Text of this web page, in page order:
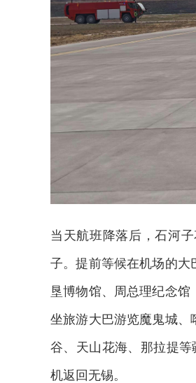
当天航班降落后，石河
子。提前等候在机场的大
垦博物馆、周总理纪念
坐旅游大巴游览魔鬼城、
谷、天山花海、那拉提
机返回无锡。